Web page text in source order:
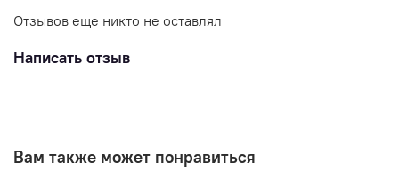
Отзывов еще никто не оставлял
Написать отзыв
Вам также может понравиться